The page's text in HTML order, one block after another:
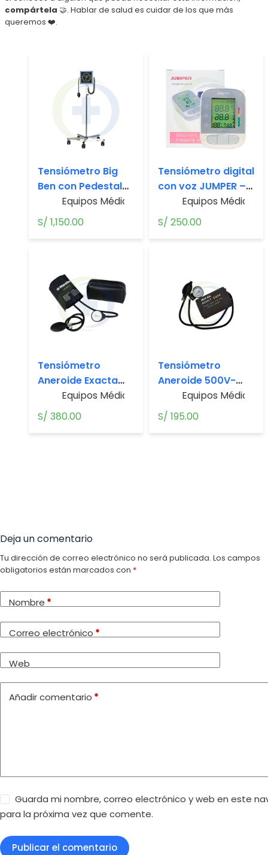
compártela 🤝. Hablar de salud es cuidar de los que más
queremos ❤️.
Tensiómetro Big
Ben con Pedestal
Rodante – Riester
Equipos Médicos
Tensiómetros
S/ 1,150.00
Tensiómetro digital
con voz JUMPER –
JPD-HA210
Equipos Médicos
S/ 250.00
Tensiómetro
Aneroide Exacta
1350 Manual –
Riester
Equipos Médicos Sin Categorizar,
S/ 380.00
Tensiómetro
Aneroide 500V-
ALPK2 Adulto
Equipos Médicos
S/ 195.00
Deja un comentario
Tu dirección de correo electrónico no será publicada. Los campos
obligatorios están marcados con *
Nombre *
Correo electrónico *
Web
Añadir comentario *
Guarda mi nombre, correo electrónico y web en este
para la próxima vez que comente.
Publicar el comentario